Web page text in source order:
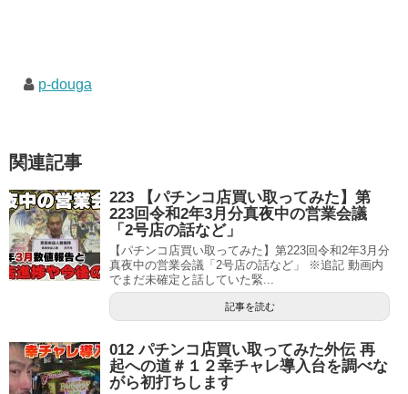
p-douga
関連記事
223 【パチンコ店買い取ってみた】第
223回令和2年3月分真夜中の営業会議
「2号店の話など」
【パチンコ店買い取ってみた】第223回令和2年3月分
真夜中の営業会議「2号店の話など」 ※追記 動画内
でまだ未確定と話していた緊...
記事を読む
012 パチンコ店買い取ってみた外伝 再
起への道＃１２幸チャレ導入台を調べな
がら初打ちします